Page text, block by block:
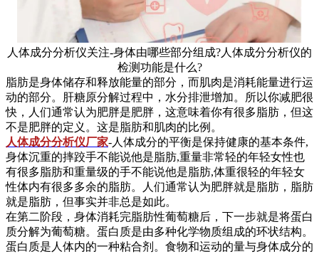
人体成分分析仪关注-身体由哪些部分组成?人体成分分析仪的
检测功能是什么?
脂肪是身体储存和释放能量的部分，而肌肉是消耗能量进行运
动的部分。肝糖原分解过程中，水分排泄增加。所以你减肥很
快，人们通常认为肥胖是肥胖，这意味着你有很多脂肪，但这
不是肥胖的定义。这是脂肪和肌肉的比例。
人体成分分析仪厂家-人体成分的平衡是保持健康的基本条件,
身体沉重的摔跤手不能说他是脂肪,重量非常轻的年轻女性也
有很多脂肪和重量级的手不能说他是脂肪,体重很轻的年轻女
性体内有很多多余的脂肪。人们通常认为肥胖就是脂肪，脂肪
就是脂肪，但事实并非总是如此。
在第二阶段，身体消耗完脂肪性葡萄糖后，下一步就是将蛋白
质分解为葡萄糖。蛋白质是由多种化学物质组成的环状结构。
蛋白质是人体内的一种粘合剂。食物和运动的量与身体成分的